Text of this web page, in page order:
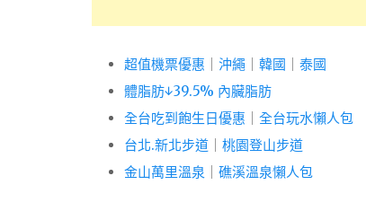
超值機票優惠 沖繩 韓國
泰國
體脂肪↓39.5% 內臟脂肪
全台吃到飽生日優惠
全台玩水懶人包
台北.新北步道
桃園登山步道
金山萬里溫泉
礁溪溫泉懶人包